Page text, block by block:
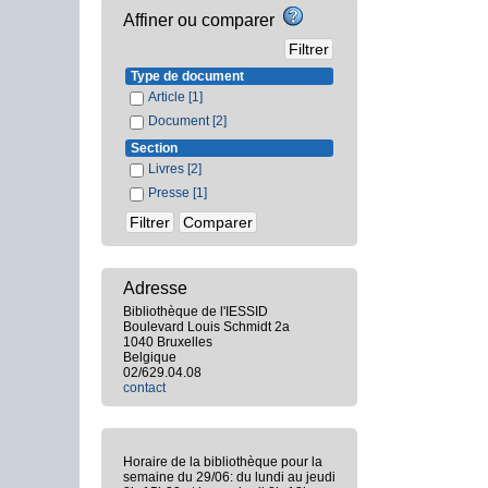
Affiner ou comparer
Type de document
Article [1]
Document [2]
Section
Livres [2]
Presse [1]
Adresse
Bibliothèque de l'IESSID
Boulevard Louis Schmidt 2a
1040 Bruxelles
Belgique
02/629.04.08
contact
Horaire de la bibliothèque pour la
semaine du 29/06: du lundi au jeudi